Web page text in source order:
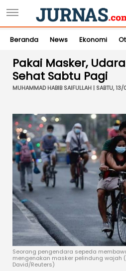
Beranda News Ekonomi
Pakai Masker,
Sehat Sabtu Pagi
MUHAMMAD HABIB SAIFULLAH | SABTU,
Seorang pengendara sepeda
mengenakan masker pelindung wajah
David/Reuters)